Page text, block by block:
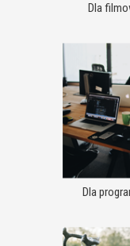
Dla
Dla